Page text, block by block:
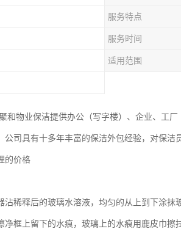
服务特点
服务时间
适用范围
和物业保洁提供办公（写字楼）、企业、工
司具有十多年丰富的保洁外包经验，对保洁
的价格
稀释后的玻璃水溶液，均匀的从上到下涂抹
框上留下的水痕，玻璃上的水痕用鹿皮巾擦